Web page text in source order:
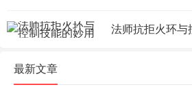
法师抗拒火环与
最新文章